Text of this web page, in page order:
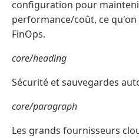
configuration pour
performance/coût, ce
FinOps.
core/heading
Sécurité et sauvegardes
core/paragraph
Les grands fournisseurs